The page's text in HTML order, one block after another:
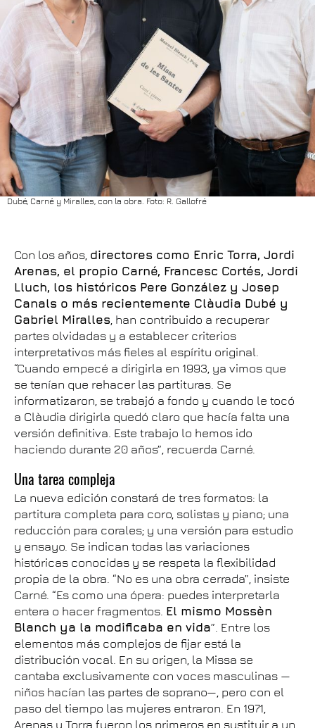
Dubé, Carné y Miralles, con la obra. Foto: R. Gallofré
Con los años, directores como Enric Torra, Jordi
Arenas, el propio Carné, Francesc Cortés, Jordi
Lluch, los históricos Pere González y Josep
Canals o más recientemente Clàudia Dubé y
Gabriel Miralles , han contribuido a recuperar
partes olvidadas y a establecer criterios
interpretativos más fieles al espíritu original.
“Cuando empecé a dirigirla en 1993, ya vimos que
se tenían que rehacer las partituras. Se
informatizaron, se trabajó a fondo y cuando le tocó
a Clàudia dirigirla quedó claro que hacía falta una
versión definitiva. Este trabajo lo hemos ido
haciendo durante 20 años”, recuerda Carné.
Una tarea compleja
La nueva edición constará de tres formatos: la
partitura completa para coro, solistas y piano; una
reducción para corales; y una versión para estudio
y ensayo. Se indican todas las variaciones
históricas conocidas y se respeta la flexibilidad
propia de la obra. “No es una obra cerrada”, insiste
Carné. “Es como una ópera: puedes interpretarla
entera o hacer fragmentos. El mismo Mossèn
Blanch ya la modificaba en vida”. Entre los
elementos más complejos de fijar está la
distribución vocal. En su origen, la Missa se
cantaba exclusivamente con voces masculinas —
niños hacían las partes de soprano—, pero con el
paso del tiempo las mujeres entraron. En 1971,
Arenas y Torra fueron los primeros en sustituir a un